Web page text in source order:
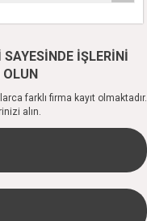
İŞLERİNİ
OLUN
farklı firma kayıt olmaktadır.
alın.